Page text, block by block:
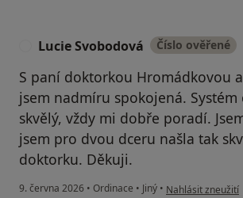
Lucie Svobodová Číslo ověřené
S paní doktorkou Hromádkovou
jsem nadmíru spokojená.
skvělý, vždy mi dobře poradí.
jsem pro dvou dceru našla tak
doktorku. Děkuji.
9. června 2026 • Ordinace • Jiný • podle názoru
Nahlásit zneužití